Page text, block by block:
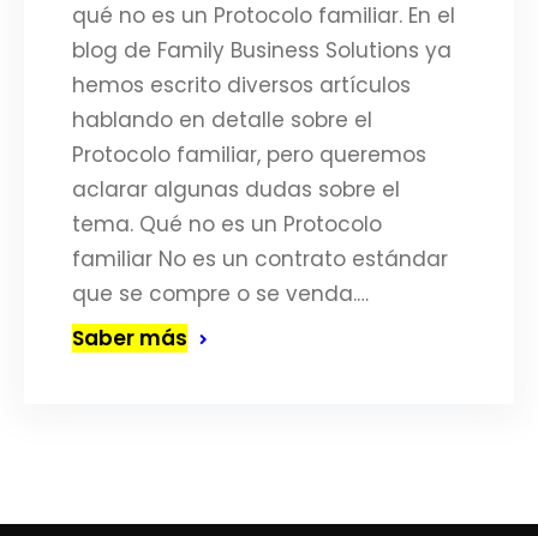
qué no es un Protocolo familiar. En el
blog de Family Business Solutions ya
hemos escrito diversos artículos
hablando en detalle sobre el
Protocolo familiar, pero queremos
aclarar algunas dudas sobre el
tema. Qué no es un Protocolo
familiar No es un contrato estándar
que se compre o se venda.…
Saber más